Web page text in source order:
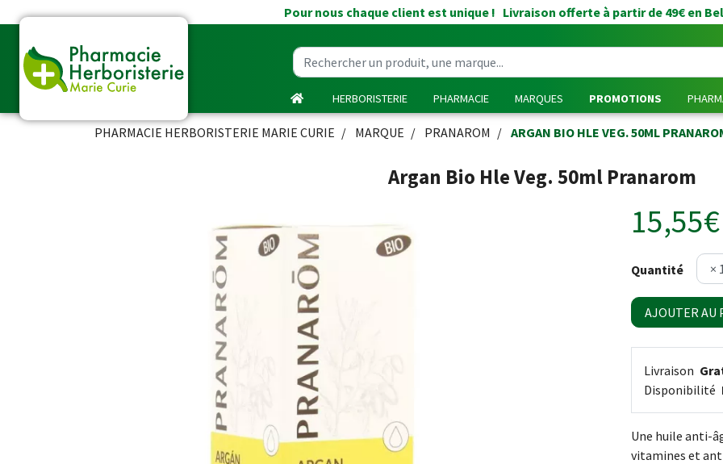
Pour nous chaque client est unique ! Livraison offerte à partir de 49€ en
HERBORISTERIE PHARMACIE MARQUES PROMOTIONS
PHARMACIE HERBORISTERIE MARIE CURIE MARQUE PRANAROM ARGAN BIO HLE VEG. 50ML
Argan Bio Hle Veg. 50ml Pranarom
15,55€
Quantité
AJOUTER AU
Livraison
Disponibilité
Une huile anti-
vitamines et